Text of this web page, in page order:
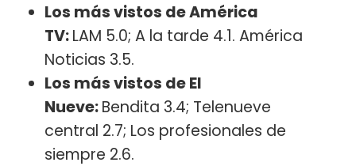
Los más vistos de América
TV:LAM 5.0; A la tarde 4.1. América
Noticias 3.5.
Los más vistos de El
Nueve:Bendita 3.4; Telenueve
central 2.7; Los profesionales de
siempre 2.6.